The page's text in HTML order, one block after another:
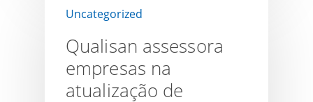
assessora
atualização
Uncategorized
Qualisan assessora
empresas na
atualização de